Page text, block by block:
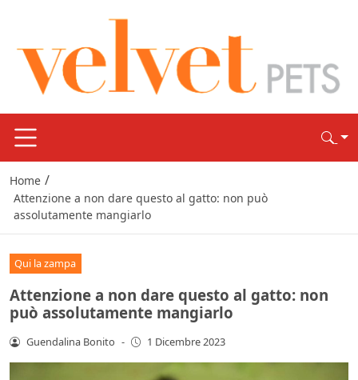
Home /
Attenzione a non dare questo al gatto: non può
assolutamente mangiarlo
Qui la zampa
Attenzione a non dare questo al gatto: non
può assolutamente mangiarlo
Guendalina Bonito - 1 Dicembre 2023